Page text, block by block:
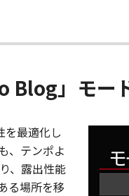
Blog」モー
を最適化し
、テンポよ
、露出性能
る場所を移